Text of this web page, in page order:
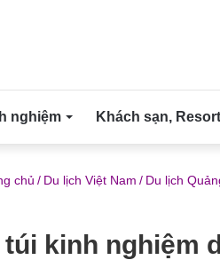
nghiệm Khách sạn, Resort
chủ / Du lịch Việt Nam / Du lịch
túi kinh nghiệm